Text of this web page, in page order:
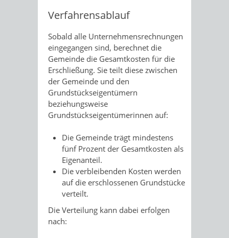
Verfahrensablauf
Sobald alle Unternehmensrechnungen
eingegangen sind, berechnet die
Gemeinde die Gesamtkosten für die
Erschließung. Sie teilt diese zwischen
der Gemeinde und den
Grundstückseigentümern
beziehungsweise
Grundstückseigentümerinnen auf:
Die Gemeinde trägt mindestens
fünf Prozent der Gesamtkosten als
Eigenanteil.
Die verbleibenden Kosten werden
auf die erschlossenen Grundstücke
verteilt.
Die Verteilung kann dabei erfolgen
nach: